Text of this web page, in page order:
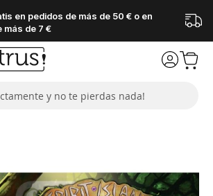
en pedidos de más de 50 € o en
de 7 €